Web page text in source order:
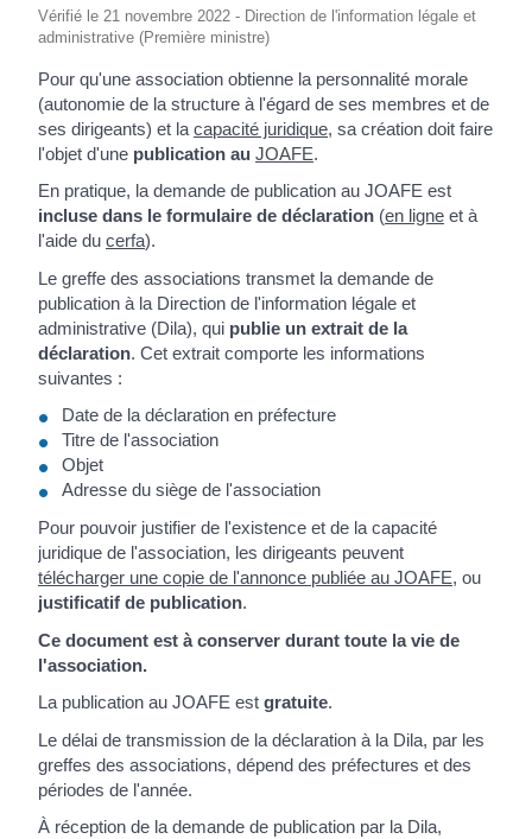
Vérifié le 21 novembre 2022 - Direction de l'information légale et
administrative (Première ministre)
Pour qu'une association obtienne la personnalité morale
(autonomie de la structure à l'égard de ses membres et de
ses dirigeants) et la capacité juridique, sa création doit faire
l'objet d'une publication au JOAFE.
En pratique, la demande de publication au JOAFE est
incluse dans le formulaire de déclaration (en ligne et à
l'aide du cerfa).
Le greffe des associations transmet la demande de
publication à la Direction de l'information légale et
administrative (Dila), qui publie un extrait de la
déclaration. Cet extrait comporte les informations
suivantes :
Date de la déclaration en préfecture
Titre de l'association
Objet
Adresse du siège de l'association
Pour pouvoir justifier de l'existence et de la capacité
juridique de l'association, les dirigeants peuvent
télécharger une copie de l'annonce publiée au JOAFE, ou
justificatif de publication.
Ce document est à conserver durant toute la vie de
l'association.
La publication au JOAFE est gratuite.
Le délai de transmission de la déclaration à la Dila, par les
greffes des associations, dépend des préfectures et des
périodes de l'année.
À réception de la demande de publication par la Dila,